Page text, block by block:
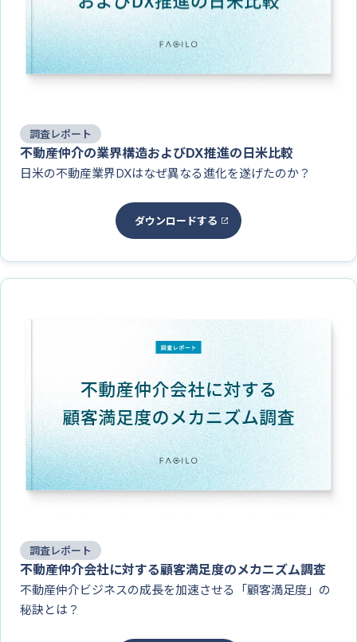
調査レポート
不動産仲介の業界構造およびDX推進の日米比較
日米の不動産業界DXはなぜ異なる進化を遂げたのか？
ダウンロードする
調査レポート
不動産仲介会社に対する顧客満足度のメカニズム調査
不動産仲介ビジネスの成長を加速させる「顧客満足度」の
秘訣とは？